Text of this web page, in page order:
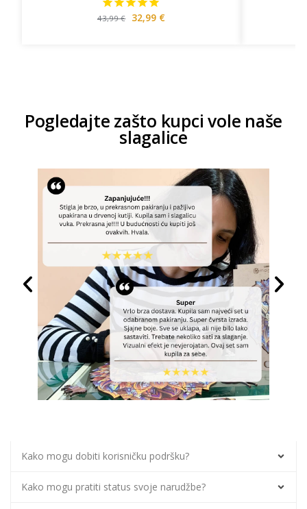
43,99€ 32,99 €
Pogledajte zašto kupci vole naše
slagalice
Kako mogu dobiti korisničku podršku?
Kako mogu pratiti status svoje narudžbe?